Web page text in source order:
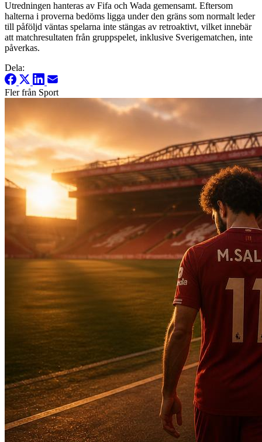
Utredningen hanteras av Fifa och Wada gemensamt. Eftersom
halterna i proverna bedöms ligga under den gräns som normalt leder
till påföljd väntas spelarna inte stängas av retroaktivt, vilket innebär
att matchresultaten från gruppspelet, inklusive Sverigematchen, inte
påverkas.
Dela:
Fler från Sport